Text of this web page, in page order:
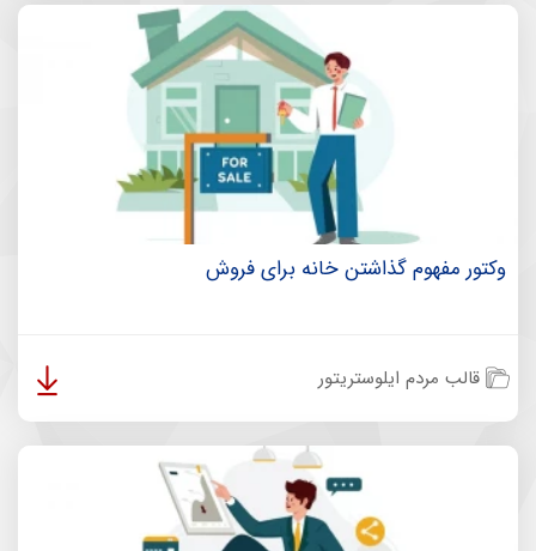
وکتور مفهوم گذاشتن خانه برای فروش
قالب مردم ایلوستریتور